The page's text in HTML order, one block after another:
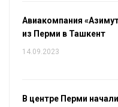
Авиакомпания
из Перми в Ташкент
14.09.2023
В центре Перми